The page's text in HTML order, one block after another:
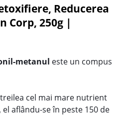
Reducerea
Corp, 250g |
metanul este un compus
cel mai mare nutrient
aflându-se în peste 150 de